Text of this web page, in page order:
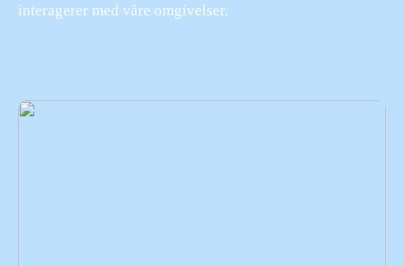
interagerer med våre omgivelser.